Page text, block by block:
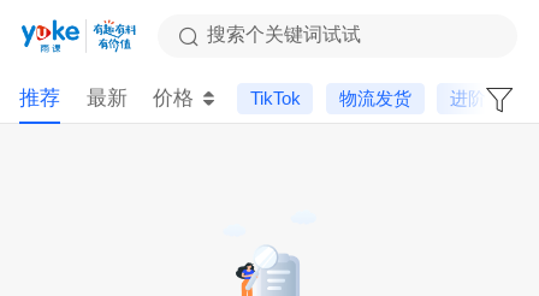
搜索个关键词试试
推荐 最新 价格 TikTok 物流发货 进阶课